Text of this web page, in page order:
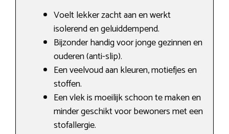
Voelt lekker zacht aan en werkt
isolerend en geluiddempend.
Bijzonder handig voor jonge gezinnen en
ouderen (anti-slip).
Een veelvoud aan kleuren, motiefjes en
stoffen.
Een vlek is moeilijk schoon te maken en
minder geschikt voor bewoners met een
stofallergie.